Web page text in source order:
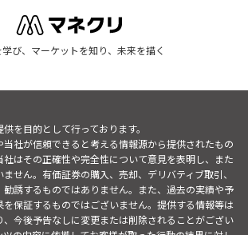
学び、マーケットを知り、未来を描く
を目的として行っております。
社が信頼できると考える情報源から提供されたもの
はその正確性や完全性について意見を表明し、また
せん。有価証券の購入、売却、デリバティブ取引、
誘するものではありません。また、過去の実績や予
保証するものではございません。提供する情報等は
今後予告なしに変更または削除されることがござい